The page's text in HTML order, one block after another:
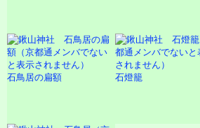
石鳥居の扁額 石燈籠